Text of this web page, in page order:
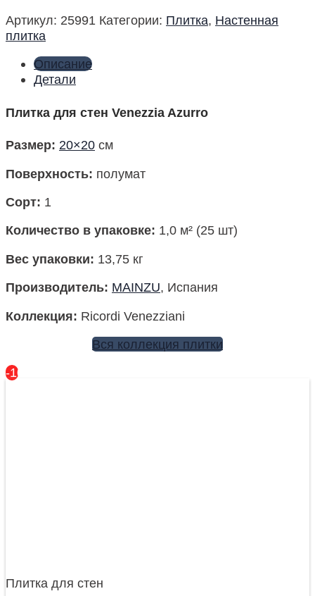
Артикул: 25991 Категории: Плитка, Настенная
плитка
Описание
Детали
Плитка для стен Venezzia Azurro
Размер: 20×20 см
Поверхность: полумат
Сорт: 1
Количество в упаковке: 1,0 м² (25 шт)
Вес упаковки: 13,75 кг
Производитель: MAINZU, Испания
Коллекция: Ricordi Venezziani
Вся коллекция плитки
-10%
Плитка для стен